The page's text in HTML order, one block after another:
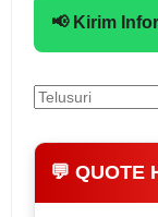
📢 Kirim
💬 QUOTE